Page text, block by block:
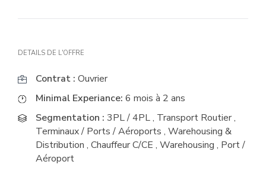
DETAILS DE L'OFFRE
Contrat : Ouvrier
Minimal Experiance: 6 mois à 2 ans
Segmentation : 3PL / 4PL, Transport Routier,
Terminaux / Ports / Aéroports , Warehousing &
Distribution , Chauffeur C/CE , Warehousing , Port /
Aéroport